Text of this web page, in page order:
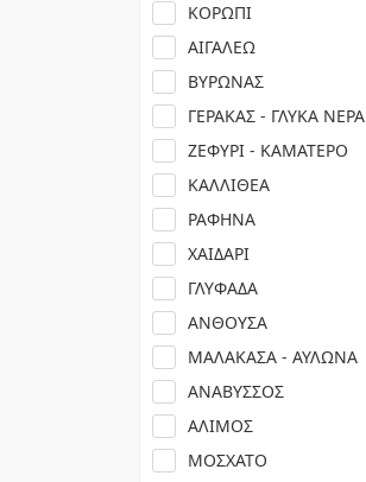
ΚΟΡΩΠΙ
ΑΙΓΑΛΕΩ
ΒΥΡΩΝΑΣ
ΓΕΡΑΚΑΣ - ΓΛΥΚΑ ΝΕΡΑ
ΖΕΦΥΡΙ - ΚΑΜΑΤΕΡΟ
ΚΑΛΛΙΘΕΑ
ΡΑΦΗΝΑ
ΧΑΙΔΑΡΙ
ΓΛΥΦΑΔΑ
ΑΝΘΟΥΣΑ
ΜΑΛΑΚΑΣΑ - ΑΥΛΩΝΑ
ΑΝΑΒΥΣΣΟΣ
ΑΛΙΜΟΣ
ΜΟΣΧΑΤΟ